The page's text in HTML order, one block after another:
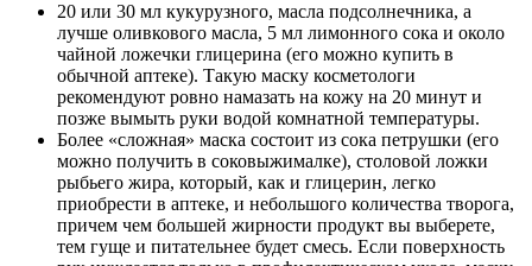
20 или 30 мл кукурузного, масла подсолнечника, а
лучше оливкового масла, 5 мл лимонного сока и около
чайной ложечки глицерина (его можно купить в
обычной аптеке). Такую маску косметологи
рекомендуют ровно намазать на кожу на 20 минут и
позже вымыть руки водой комнатной температуры.
Более «сложная» маска состоит из сока петрушки (его
можно получить в соковыжималке), столовой ложки
рыбьего жира, который, как и глицерин, легко
приобрести в аптеке, и небольшого количества творога,
причем чем большей жирности продукт вы выберете,
тем гуще и питательнее будет смесь. Если поверхность